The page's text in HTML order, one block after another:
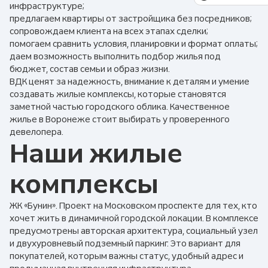
инфраструктуре;
предлагаем квартиры от застройщика без посредников;
сопровождаем клиента на всех этапах сделки;
помогаем сравнить условия, планировки и формат оплаты;
даем возможность выполнить подбор жилья под
бюджет, состав семьи и образ жизни.
ВДК ценят за надежность, внимание к деталям и умение
создавать жилые комплексы, которые становятся
заметной частью городского облика. Качественное
жилье в Воронеже стоит выбирать у проверенного
девелопера.
Наши жилые
комплексы
ЖК «Бунин». Проект на Московском проспекте для тех, кто
хочет жить в динамичной городской локации. В комплексе
предусмотрены авторская архитектура, социальный узел
и двухуровневый подземный паркинг. Это вариант для
покупателей, которым важны статус, удобный адрес и